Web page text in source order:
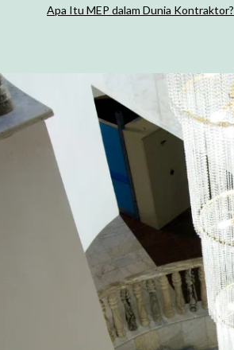
Apa Itu MEP dalam Dunia Kontraktor?